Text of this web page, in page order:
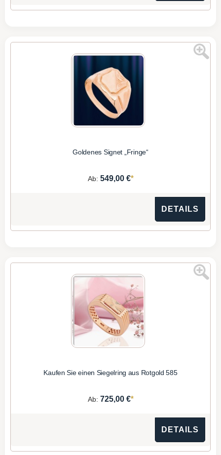
Goldenes Signet „Fringe“
Ab: 549,00 €*
DETAILS
Kaufen Sie einen Siegelring aus Rotgold 585
Ab: 725,00 €*
DETAILS